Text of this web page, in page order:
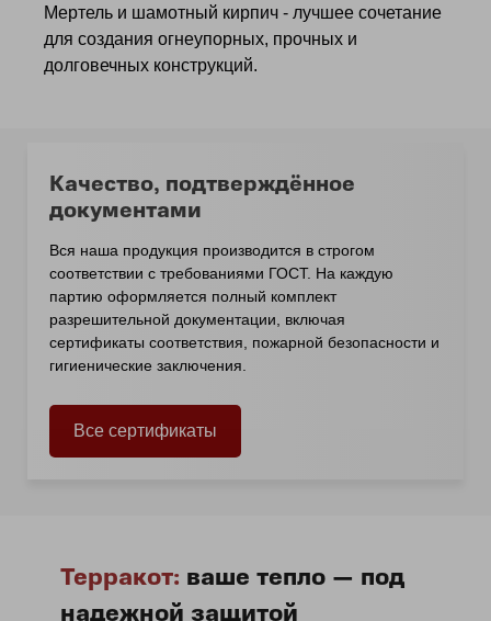
Мертель и шамотный кирпич - лучшее сочетание
для создания огнеупорных, прочных и
долговечных конструкций.
Качество, подтверждённое
документами
Вся наша продукция производится в строгом
соответствии с требованиями ГОСТ. На каждую
партию оформляется полный комплект
разрешительной документации, включая
сертификаты соответствия, пожарной безопасности и
гигиенические заключения.
Все сертификаты
Терракот: ваше тепло — под
надежной защитой